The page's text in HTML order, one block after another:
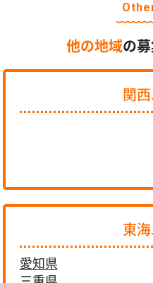
他の地域の
関
東
愛知県